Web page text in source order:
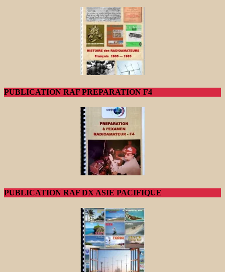
PUBLICATION RAF PREPARATION F4
PUBLICATION RAF DX ASIE PACIFIQUE